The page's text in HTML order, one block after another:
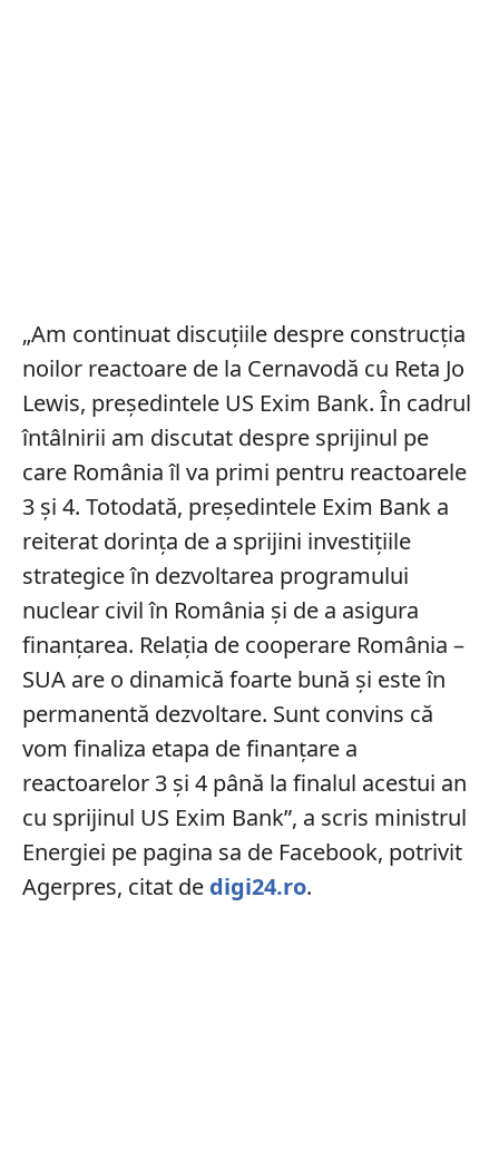
„Am continuat discuţiile despre construcţia
noilor reactoare de la Cernavodă cu Reta Jo
Lewis, preşedintele US Exim Bank. În cadrul
întâlnirii am discutat despre sprijinul pe
care România îl va primi pentru reactoarele
3 şi 4. Totodată, preşedintele Exim Bank a
reiterat dorinţa de a sprijini investiţiile
strategice în dezvoltarea programului
nuclear civil în România şi de a asigura
finanţarea. Relaţia de cooperare România –
SUA are o dinamică foarte bună şi este în
permanentă dezvoltare. Sunt convins că
vom finaliza etapa de finanţare a
reactoarelor 3 şi 4 până la finalul acestui an
cu sprijinul US Exim Bank”, a scris ministrul
Energiei pe pagina sa de Facebook, potrivit
Agerpres, citat de digi24.ro.